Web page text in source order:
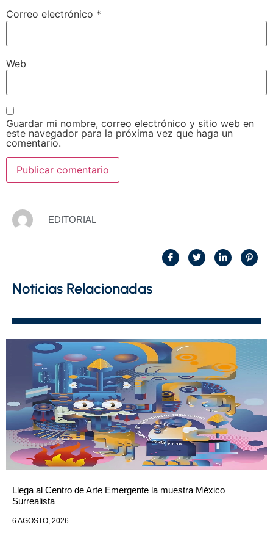
Correo electrónico *
Web
Guardar mi nombre, correo electrónico y sitio web en
este navegador para la próxima vez que haga un
comentario.
EDITORIAL
Noticias Relacionadas
Llega al Centro de Arte Emergente la muestra México
Surrealista
6 AGOSTO, 2026